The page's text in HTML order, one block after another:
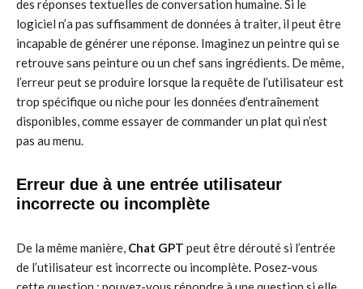
des réponses textuelles de conversation humaine. Si le
logiciel n’a pas suffisamment de données à traiter, il peut être
incapable de générer une réponse. Imaginez un peintre qui se
retrouve sans peinture ou un chef sans ingrédients. De même,
l’erreur peut se produire lorsque la requête de l’utilisateur est
trop spécifique ou niche pour les données d’entraînement
disponibles, comme essayer de commander un plat qui n’est
pas au menu.
Erreur due à une entrée utilisateur
incorrecte ou incomplète
De la même manière, Chat GPT peut être dérouté si l’entrée
de l’utilisateur est incorrecte ou incomplète. Posez-vous